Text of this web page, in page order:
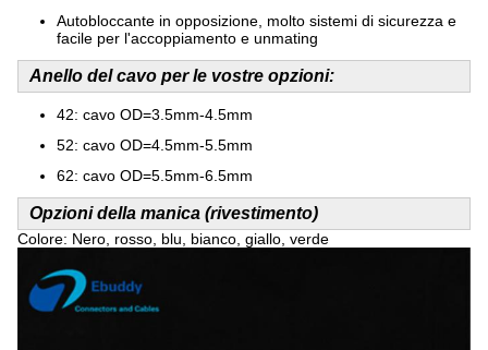
Autobloccante in opposizione, molto sistemi di sicurezza e
facile per l'accoppiamento e unmating
Anello del cavo per le vostre opzioni:
42: cavo OD=3.5mm-4.5mm
52: cavo OD=4.5mm-5.5mm
62: cavo OD=5.5mm-6.5mm
Opzioni della manica (rivestimento)
Colore: Nero, rosso, blu, bianco, giallo, verde